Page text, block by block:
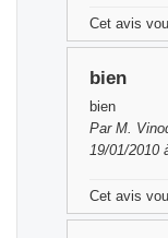
Cet avis
bien
bien
Par M.
19/01/2010
Cet avis